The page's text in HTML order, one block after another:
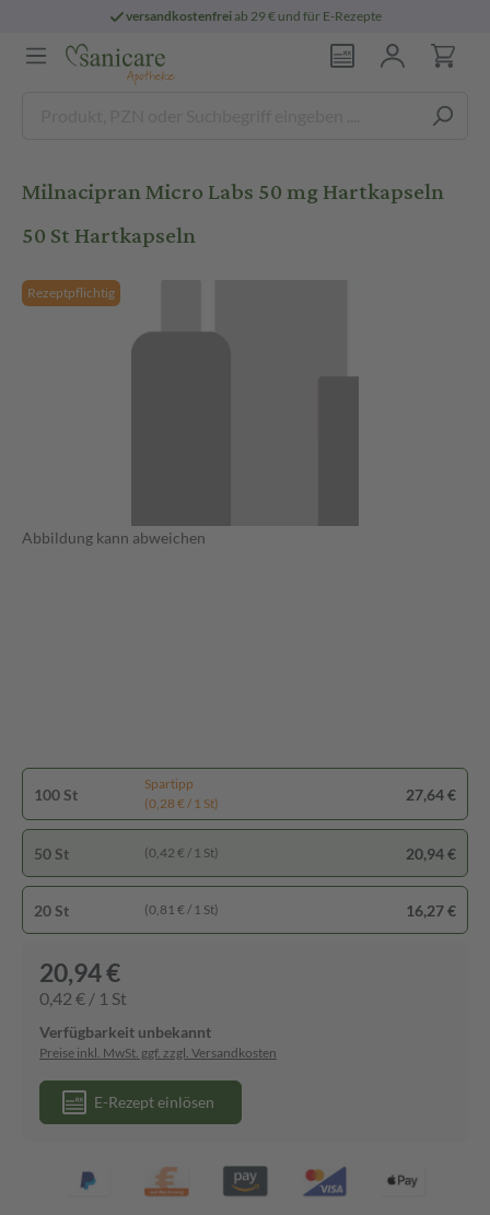
versandkostenfreiab 29 € und für E-Rezepte
Milnacipran Micro Labs 50 mg Hartkapseln
50 St Hartkapseln
Rezeptpflichtig
Abbildung kann abweichen
100 St
Spartipp
(0,28 € / 1 St)
27,64 €
50 St (0,42 € / 1 St) 20,94 €
20 St (0,81 € / 1 St) 16,27 €
20,94 €
0,42 € / 1 St
Verfügbarkeit unbekannt
Preise inkl. MwSt. ggf. zzgl. Versandkosten
E-Rezept einlösen